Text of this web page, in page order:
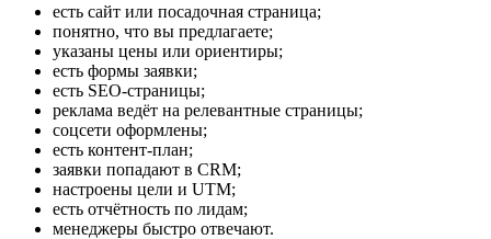
есть сайт или посадочная страница;
понятно, что вы предлагаете;
указаны цены или ориентиры;
есть формы заявки;
есть SEO-страницы;
реклама ведёт на релевантные страницы;
соцсети оформлены;
есть контент-план;
заявки попадают в CRM;
настроены цели и UTM;
есть отчётность по лидам;
менеджеры быстро отвечают.